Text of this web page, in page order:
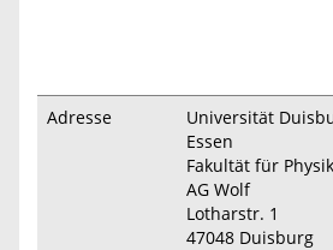
Adresse
Universität
Essen
Fakultät für Physik
AG Wolf
Lotharstr. 1
47048 Duisburg